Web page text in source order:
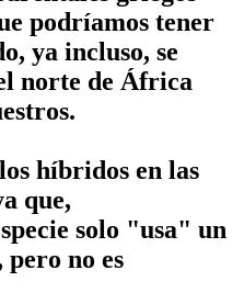
podríamos tener
ya incluso, se
norte de África
híbridos en las
que,
solo "usa" un
no es